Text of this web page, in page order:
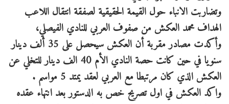
وتضاربت الانباء حول القيمة الحقيقية لصفقة انتقال اللاعب
الهداف محمد العكش من صفوف العربي للنادي الفيصلي،
وأكدت مصادر مقربة أن العكش سيحصل على 35 ألف دينار
سنويا في حين كانت حصة النادي الأم 40 الف دينار للتخلي عن
العكش الذي كان مرتبطا مع العربي لعقد يمتد 5 مواسم .
واكد العكش في اول تصريح خص به الدستور بعد انتهاء عقده